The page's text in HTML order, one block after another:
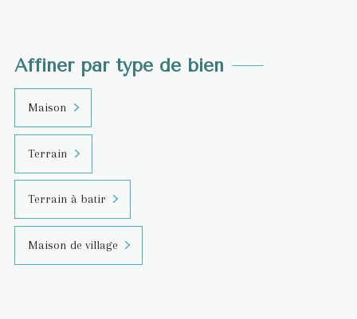
Affiner par type de bien
Maison
Terrain
Terrain à batir
Maison de village